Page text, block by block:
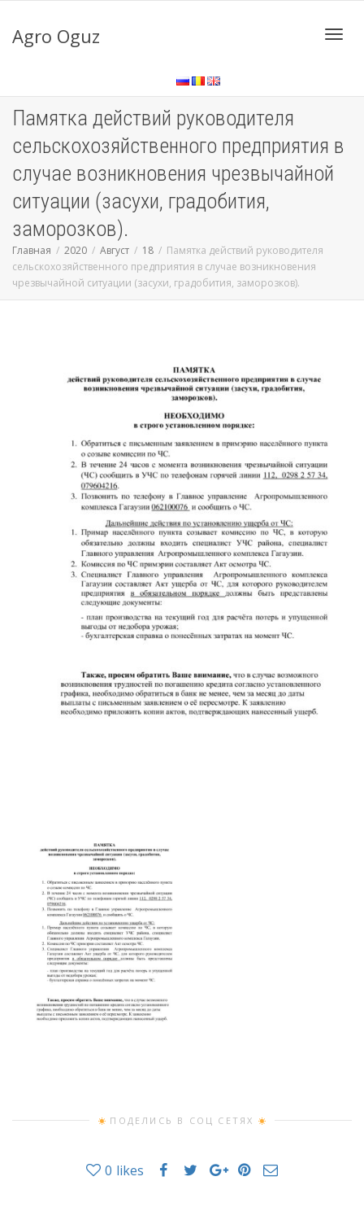
Agro Oguz
Памятка действий руководителя
сельскохозяйственного предприятия в
случае возникновения чрезвычайной
ситуации (засухи, градобития,
заморозков).
Главная 2020 Август 18
Памятка действий руководителя
сельскохозяйственного предприятия в случае возникновения
чрезвычайной ситуации (засухи, градобития, заморозков).
ПОДЕЛИСЬ В СОЦ СЕТЯХ
0 likes